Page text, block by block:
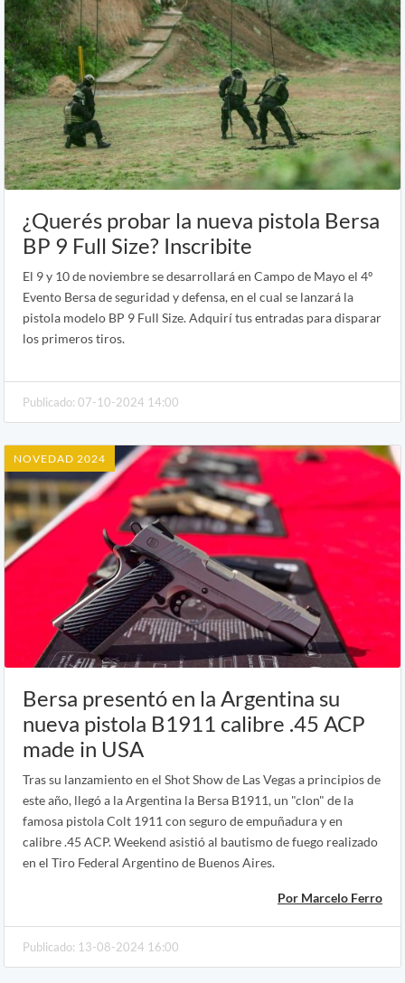
¿Querés probar la nueva pistola Bersa
BP 9 Full Size? Inscribite
El 9 y 10 de noviembre se desarrollará en Campo de Mayo el 4º
Evento Bersa de seguridad y defensa, en el cual se lanzará la
pistola modelo BP 9 Full Size. Adquirí tus entradas para disparar
los primeros tiros.
Publicado: 07-10-2024 14:00
NOVEDAD 2024
Bersa presentó en la Argentina su
nueva pistola B1911 calibre .45 ACP
made in USA
Tras su lanzamiento en el Shot Show de Las Vegas a principios de
este año, llegó a la Argentina la Bersa B1911, un "clon" de la
famosa pistola Colt 1911 con seguro de empuñadura y en
calibre .45 ACP. Weekend asistió al bautismo de fuego realizado
en el Tiro Federal Argentino de Buenos Aires.
Por Marcelo Ferro
Publicado: 13-08-2024 16:00